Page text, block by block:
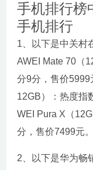
手机排行榜
手机排行
1、以下是中关村
AWEI Mate 70（
分9分，售价5999
12GB）：热度指
WEI Pura X（
分，售价7499元。
2、以下是华为畅